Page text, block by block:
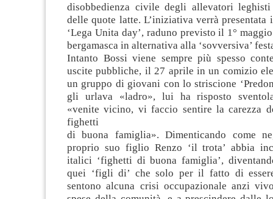
disobbedienza civile degli allevatori leghisti
delle quote latte. L’iniziativa verrà presentata
‘Lega Unita day’, raduno previsto il 1°
bergamasca in alternativa alla ‘sovversiva’
Intanto Bossi viene sempre più spesso
uscite pubbliche, il 27 aprile in un comizio
un gruppo di giovani con lo striscione
gli urlava «ladro», lui ha risposto
«venite vicino, vi faccio sentire la carezza
fighetti
di buona famiglia». Dimenticando come
proprio suo figlio Renzo ‘il trota’ abbia
italici ‘fighetti di buona famiglia’,
quei ‘figli di’ che solo per il fatto di
sentono alcuna crisi occupazionale anzi